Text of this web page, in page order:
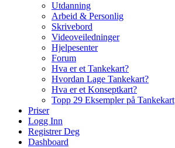
Utdanning
Arbeid & Personlig
Skrivebord
Videoveiledninger
Hjelpesenter
Forum
Hva er et Tankekart?
Hvordan Lage Tankekart?
Hva er et Konseptkart?
Topp 29 Eksempler på Tankekart
Priser
Logg Inn
Registrer Deg
Dashboard